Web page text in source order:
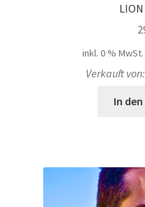
inkl. 0 % MwSt.
Verkauft von:
In